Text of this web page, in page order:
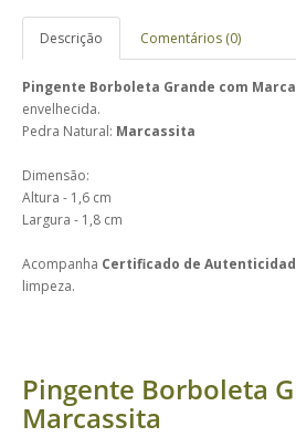
Descrição Comentários (0)
Pingente Borboleta Grande com
envelhecida.
Pedra Natural: Marcassita
Dimensão:
Altura - 1,6 cm
Largura - 1,8 cm
Acompanha Certificado de
limpeza.
Pingente Borboleta
Marcassita